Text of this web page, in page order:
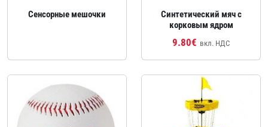
Сенсорные мешочки
Синтетический мяч с
корковым ядром
9.80€ вкл. НДС